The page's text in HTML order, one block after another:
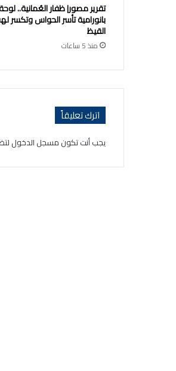
تقرير مصور| ظفار العُمانية..
بانورامية تأسر الحواس وتكسر
القيظ
منذ 5 ساعات
اترك تعليقاً
يجب أنت تكون مسجل الدخول